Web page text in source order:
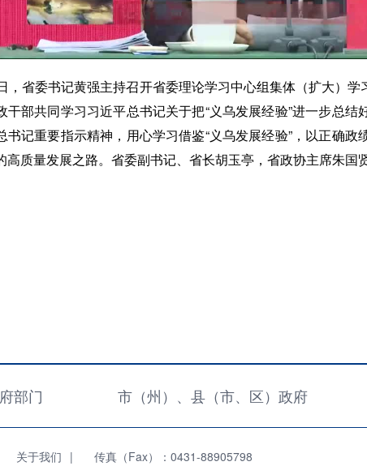
，省委书记黄强主持召开省委理论学习中心组集体（扩大）学
干部共同学习习近平总书记关于把“义乌发展经验”进一步总
书记重要指示精神，用心学习借鉴“义乌发展经验”，以正确
高质量发展之路。省委副书记、省长胡玉亭，省政协主席朱国
部门 市（州）、县（市、区）政府
关于我们 | 传真（Fax）：0431-88905798